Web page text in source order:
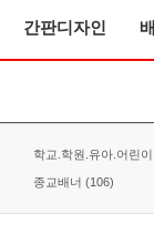
간판디자인
학교.학원.유아.어린
종교배너 (106)